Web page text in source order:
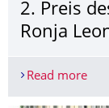
2. Preis
Ronja
Read more2.